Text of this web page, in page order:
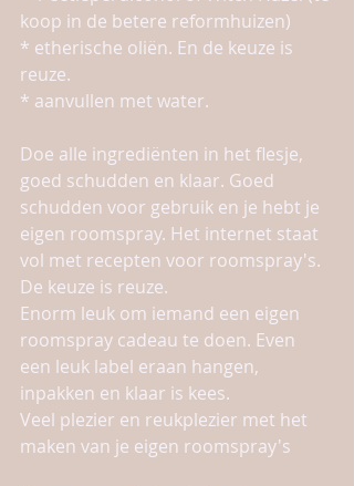
koop in de betere reformhuizen)
* etherische oliën. En de keuze is
reuze.
* aanvullen met water.
Doe alle ingrediënten in het flesje,
goed schudden en klaar. Goed
schudden voor gebruik en je hebt je
eigen roomspray. Het internet staat
vol met recepten voor roomspray's.
De keuze is reuze.
Enorm leuk om iemand een eigen
roomspray cadeau te doen. Even
een leuk label eraan hangen,
inpakken en klaar is kees.
Veel plezier en reukplezier met het
maken van je eigen roomspray's